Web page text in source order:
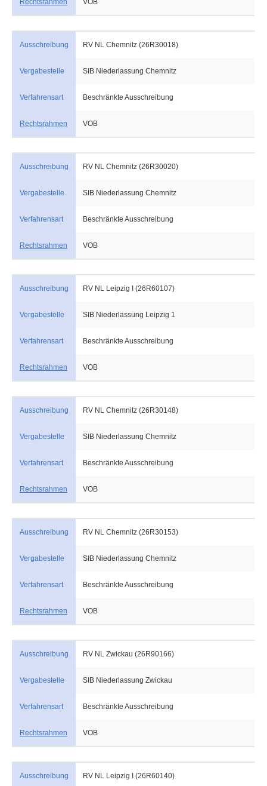
Rechtsrahmen VOB
Ausschreibung RV NL Chemnitz (26R30018)
Vergabestelle SIB Niederlassung Chemnitz
Verfahrensart Beschränkte Ausschreibung
Rechtsrahmen VOB
Ausschreibung RV NL Chemnitz (26R30020)
Vergabestelle SIB Niederlassung Chemnitz
Verfahrensart Beschränkte Ausschreibung
Rechtsrahmen VOB
Ausschreibung RV NL Leipzig I (26R60107)
Vergabestelle SIB Niederlassung Leipzig 1
Verfahrensart Beschränkte Ausschreibung
Rechtsrahmen VOB
Ausschreibung RV NL Chemnitz (26R30148)
Vergabestelle SIB Niederlassung Chemnitz
Verfahrensart Beschränkte Ausschreibung
Rechtsrahmen VOB
Ausschreibung RV NL Chemnitz (26R30153)
Vergabestelle SIB Niederlassung Chemnitz
Verfahrensart Beschränkte Ausschreibung
Rechtsrahmen VOB
Ausschreibung RV NL Zwickau (26R90166)
Vergabestelle SIB Niederlassung Zwickau
Verfahrensart Beschränkte Ausschreibung
Rechtsrahmen VOB
Ausschreibung RV NL Leipzig I (26R60140)